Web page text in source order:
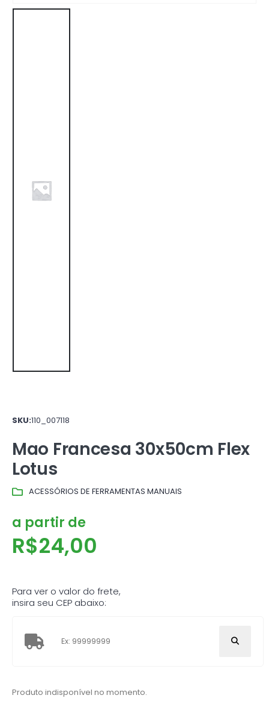
SKU:110_007118
Mao Francesa 30x50cm Flex
Lotus
ACESSÓRIOS DE FERRAMENTAS MANUAIS
a partir de
R$24,00
Para ver o valor do frete,
insira seu CEP abaixo:
Produto indisponível no momento.